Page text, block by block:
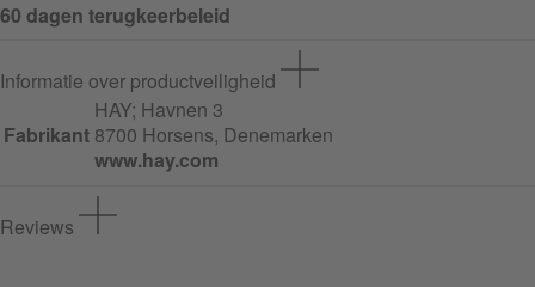
60 dagen terugkeerbeleid
Informatie over productveiligheid
Fabrikant
HAY; Havnen 3
8700 Horsens, Denemarken
www.hay.com
Reviews